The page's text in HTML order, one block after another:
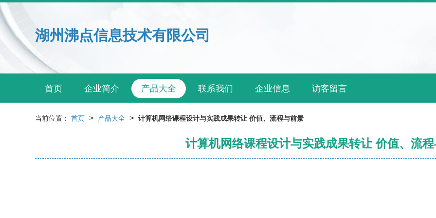
湖州沸点信息技术有限公司
首页 企业简介 产品大全 联系我们 企业信息 访客留言
当前位置： 首页 > 产品大全 > 计算机网络课程设计与实践成果转让 价值、流程与前景
计算机网络课程设计与实践成果转让 价值、流